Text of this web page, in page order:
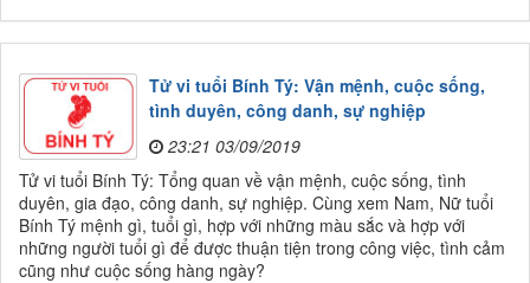
Tử vi tuổi Bính Tý: Vận mệnh, cuộc sống,
tình duyên, công danh, sự nghiệp
23:21 03/09/2019
Tử vi tuổi Bính Tý: Tổng quan về vận mệnh, cuộc sống, tình
duyên, gia đạo, công danh, sự nghiệp. Cùng xem Nam, Nữ tuổi
Bính Tý mệnh gì, tuổi gì, hợp với những màu sắc và hợp với
những người tuổi gì để được thuận tiện trong công việc, tình cảm
cũng như cuộc sống hàng ngày?